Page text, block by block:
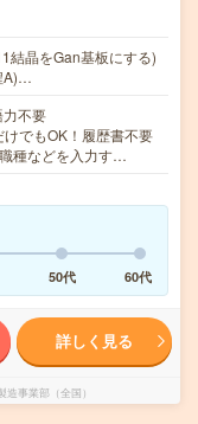
結晶をGan基板にする)
A)…
力不要
でもOK！履歴書不要
種などを入力す…
50代 60代
詳しく見る
事業部（全国）